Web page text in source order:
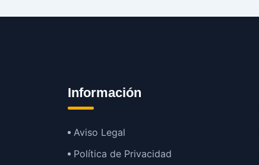
Información
Aviso Legal
Política de Privacidad